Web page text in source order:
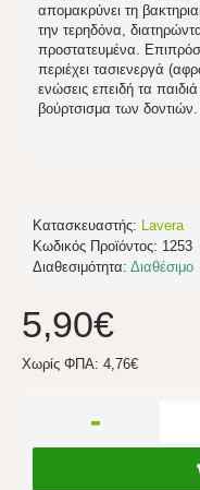
απομακρύνει τη
την τερηδόνα,
προστατευμένα.
περιέχει τασιενεργά
ενώσεις επειδή τα
βούρτσισμα των δοντιών.
Κατασκευαστής: Lavera
Κωδικός Προϊόντος: 1253
Διαθεσιμότητα: Διαθέσιμο
5,90€
Χωρίς ΦΠΑ: 4,76€
-